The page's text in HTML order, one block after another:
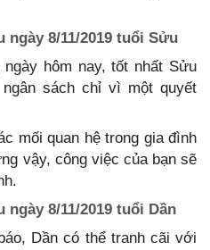
8/11/2019 tuổi Sửu
hôm nay, tốt nhất Sửu
sách chỉ vì một quyết
mối quan hệ trong gia đình
vậy, công việc của bạn sẽ
8/11/2019 tuổi Dần
Dần có thể tranh cãi với